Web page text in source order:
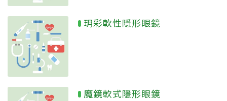
玥彩軟性隱形眼鏡
魔鏡軟式隱形眼鏡